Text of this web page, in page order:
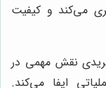
می‌کند و کیفیت
نقش مهمی در
ایفا می‌کند.